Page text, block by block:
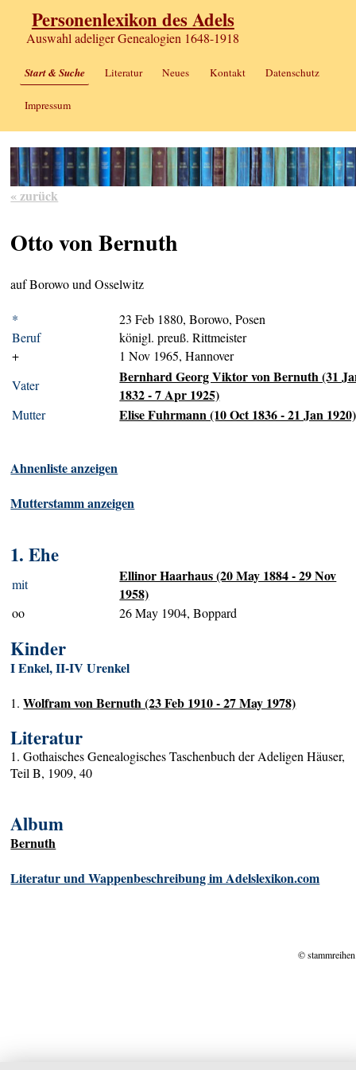
Personenlexikon des Adels
Auswahl adeliger Genealogien 1648-1918
Start & Suche Literatur Neues Kontakt Datenschutz
Impressum
« zurück
Otto von Bernuth
auf Borowo und Osselwitz
*
23 Feb 1880, Borowo, Posen
Beruf
königl. preuß. Rittmeister
+
1 Nov 1965, Hannover
Vater
Bernhard Georg Viktor von Bernuth (31
1832 - 7 Apr 1925)
Mutter Elise Fuhrmann (10 Oct 1836 - 21 Jan 1920)
Ahnenliste anzeigen
Mutterstamm anzeigen
1. Ehe
mit
Ellinor Haarhaus (20 May 1884 - 29 Nov
1958)
oo 26 May 1904, Boppard
Kinder
I Enkel, II-IV Urenkel
1.Wolfram von Bernuth (23 Feb 1910 - 27 May 1978)
Literatur
1. Gothaisches Genealogisches Taschenbuch der Adeligen Häuser,
Teil B, 1909, 40
Album
Bernuth
Literatur und Wappenbeschreibung im Adelslexikon.com
©